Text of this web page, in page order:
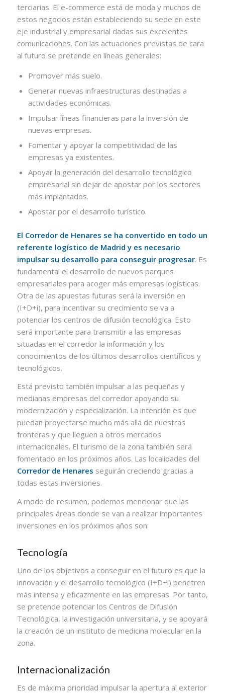
terciarias. El e-commerce está de moda y muchos de
estos negocios están estableciendo su sede en este
eje industrial y empresarial dadas sus excelentes
comunicaciones. Con las actuaciones previstas de cara
al futuro se pretende en líneas generales:
Promover más suelo.
Generar nuevas infraestructuras destinadas a
actividades económicas.
Impulsar líneas financieras para la inversión de
nuevas empresas.
Fomentar y apoyar la competitividad de las
empresas ya existentes.
Apoyar la generación del desarrollo tecnológico
empresarial sin dejar de apostar por los sectores
más implantados.
Apostar por el desarrollo turístico.
El Corredor de Henares se ha convertido en todo un
referente logístico de Madrid y es necesario
impulsar su desarrollo para conseguir progresar. Es
fundamental el desarrollo de nuevos parques
empresariales para acoger más empresas logísticas.
Otra de las apuestas futuras será la inversión en
(I+D+i), para incentivar su crecimiento se va a
potenciar los centros de difusión tecnológica. Esto
será importante para transmitir a las empresas
situadas en el corredor la información y los
conocimientos de los últimos desarrollos científicos y
tecnológicos.
Está previsto también impulsar a las pequeñas y
medianas empresas del corredor apoyando su
modernización y especialización. La intención es que
puedan proyectarse mucho más allá de nuestras
fronteras y que lleguen a otros mercados
internacionales. El turismo de la zona también será
fomentado en los próximos años. Las localidades del
Corredor de Henares seguirán creciendo gracias a
todas estas inversiones.
A modo de resumen, podemos mencionar que las
principales áreas donde se van a realizar importantes
inversiones en los próximos años son:
Tecnología
Uno de los objetivos a conseguir en el futuro es que la
innovación y el desarrollo tecnológico (I+D+i) penetren
más intensa y eficazmente en las empresas. Por tanto,
se pretende potenciar los Centros de Difusión
Tecnológica, la investigación universitaria, y se apoyará
la creación de un instituto de medicina molecular en la
zona.
Internacionalización
Es de máxima prioridad impulsar la apertura al exterior